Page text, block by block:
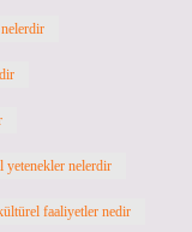
yetenekler nelerdir
faaliyetler nedir